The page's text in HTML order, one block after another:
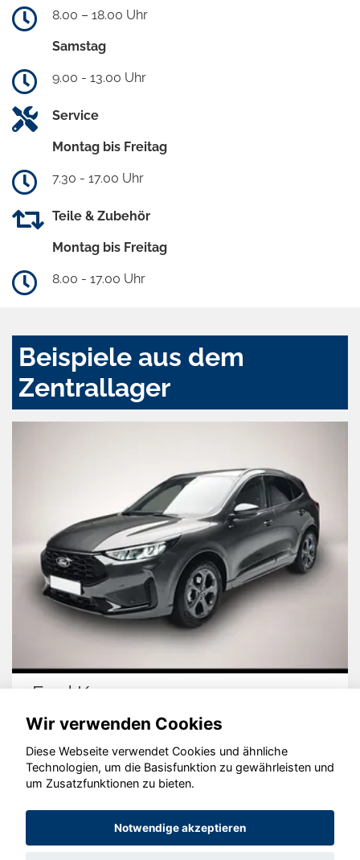
8.00 – 18.00 Uhr
Samstag
9.00 - 13.00 Uhr
Service
Montag bis Freitag
7.30 - 17.00 Uhr
Teile & Zubehör
Montag bis Freitag
8.00 - 17.00 Uhr
Beispiele aus dem
Zentrallager
Ford Kuga
© konjunkturmotor.de GmbH 2020 - 2026
Wir verwenden Cookies
Diese Webseite verwendet Cookies und ähnliche
Technologien, um die Basisfunktion zu gewährleisten und
um Zusatzfunktionen zu bieten.
Notwendige akzeptieren